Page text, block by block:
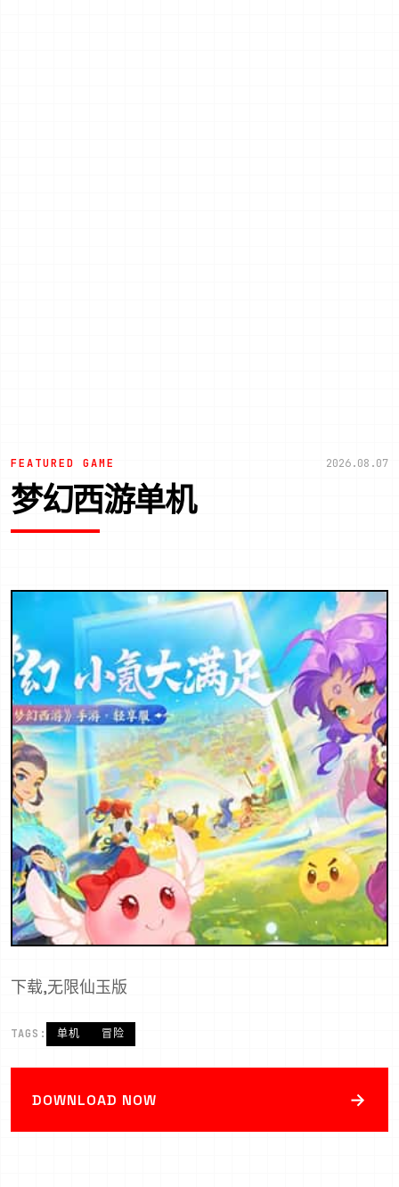
FEATURED GAME 2026.08.07
梦幻西游单机
下载,无限仙玉版
TAGS: 单机 冒险
DOWNLOAD NOW →